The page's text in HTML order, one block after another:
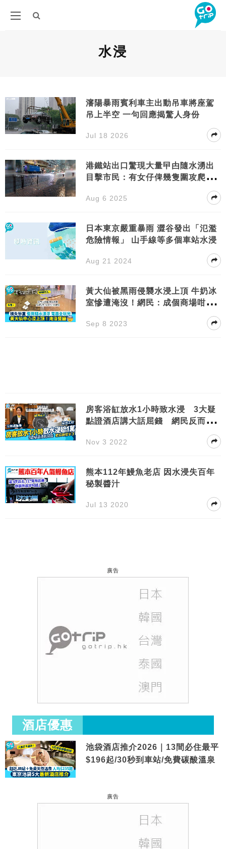
水浸
瀋陽暴雨賓利車主出動吊車將座駕
吊上半空 一句回應揭驚人身份
Jul 18 2026
港鐵站出口驚現大量曱甴隨水湧出
目擊市民：有女仔俾幾隻圍攻爬到
Aug 6 2025
日本東京嚴重暴雨 澀谷發出「氾濫
危險情報」 山手線等多個車站水浸
Aug 21 2024
黃大仙被黑雨侵襲水浸上頂 牛奶冰
室慘遭淹沒！網民：成個商場咁就
Sep 8 2023
房客浴缸放水1小時致水浸 3大疑
點證酒店講大話屈錢 網民反而撐
Nov 3 2022
熊本112年鰻魚老店 因水浸失百年
秘製醬汁
Jul 13 2020
廣告
酒店優惠
池袋酒店推介2026｜13間必住最平
$196起/30秒到車站/免費碳酸溫泉
廣告